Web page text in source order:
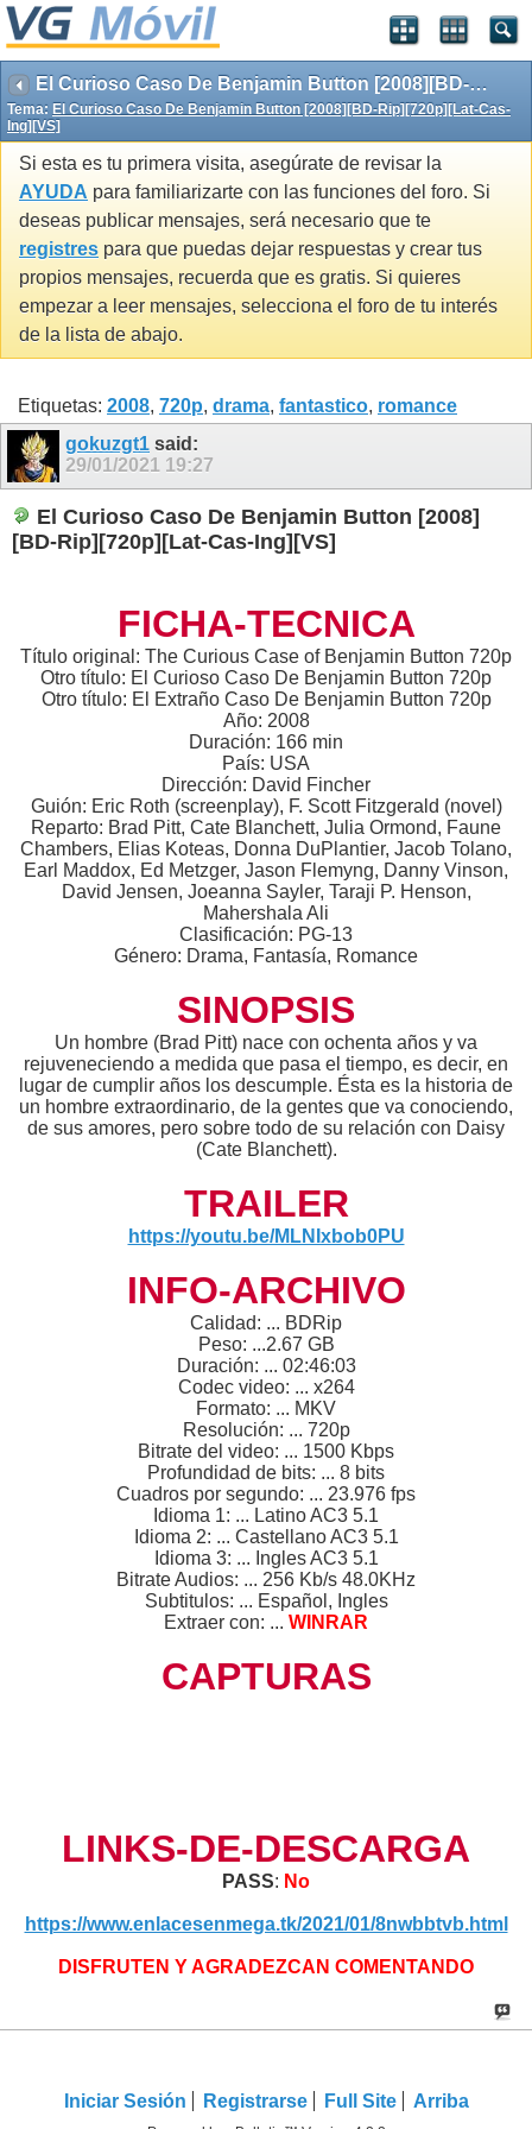
El Curioso Caso De Benjamin Button [2008][BD-Rip][720p][Lat-Cas-Ing][VS]
Tema: El Curioso Caso De Benjamin Button [2008][BD-Rip][720p][Lat-Cas-
Ing][VS]
Si esta es tu primera visita, asegúrate de revisar la
AYUDA para familiarizarte con las funciones del foro. Si
deseas publicar mensajes, será necesario que te
registres para que puedas dejar respuestas y crear tus
propios mensajes, recuerda que es gratis. Si quieres
empezar a leer mensajes, selecciona el foro de tu interés
de la lista de abajo.
Etiquetas: 2008, 720p, drama, fantastico, romance
gokuzgt1 said:
29/01/2021 19:27
El Curioso Caso De Benjamin Button [2008]
[BD-Rip][720p][Lat-Cas-Ing][VS]
FICHA-TECNICA
Título original: The Curious Case of Benjamin Button 720p
Otro título: El Curioso Caso De Benjamin Button 720p
Otro título: El Extraño Caso De Benjamin Button 720p
Año: 2008
Duración: 166 min
País: USA
Dirección: David Fincher
Guión: Eric Roth (screenplay), F. Scott Fitzgerald (novel)
Reparto: Brad Pitt, Cate Blanchett, Julia Ormond, Faune
Chambers, Elias Koteas, Donna DuPlantier, Jacob Tolano,
Earl Maddox, Ed Metzger, Jason Flemyng, Danny Vinson,
David Jensen, Joeanna Sayler, Taraji P. Henson,
Mahershala Ali
Clasificación: PG-13
Género: Drama, Fantasía, Romance
SINOPSIS
Un hombre (Brad Pitt) nace con ochenta años y va
rejuveneciendo a medida que pasa el tiempo, es decir, en
lugar de cumplir años los descumple. Ésta es la historia de
un hombre extraordinario, de la gentes que va conociendo,
de sus amores, pero sobre todo de su relación con Daisy
(Cate Blanchett).
TRAILER
https://youtu.be/MLNIxbob0PU
INFO-ARCHIVO
Calidad: ... BDRip
Peso: ...2.67 GB
Duración: ... 02:46:03
Codec video: ... x264
Formato: ... MKV
Resolución: ... 720p
Bitrate del video: ... 1500 Kbps
Profundidad de bits: ... 8 bits
Cuadros por segundo: ... 23.976 fps
Idioma 1: ... Latino AC3 5.1
Idioma 2: ... Castellano AC3 5.1
Idioma 3: ... Ingles AC3 5.1
Bitrate Audios: ... 256 Kb/s 48.0KHz
Subtitulos: ... Español, Ingles
Extraer con: ... WINRAR
CAPTURAS
LINKS-DE-DESCARGA
PASS: No
https://www.enlacesenmega.tk/2021/01/8nwbbtvb.html
DISFRUTEN Y AGRADEZCAN COMENTANDO
Iniciar Sesión Registrarse Full Site Arriba